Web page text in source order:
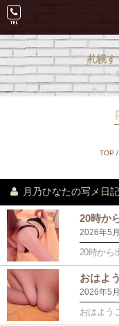
札幌す
TOP /
月乃ひなたの写メ日
20時か
2026年5
おはよう︎
2026年5